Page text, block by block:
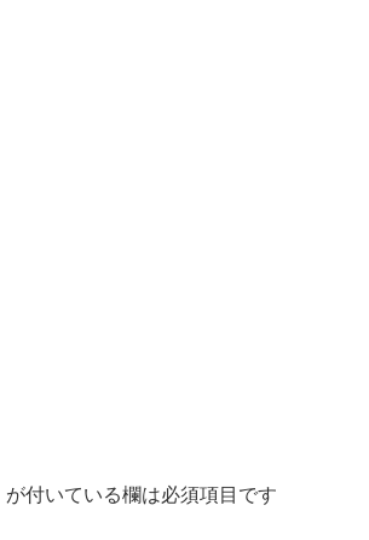
が付いている欄は必須項目です